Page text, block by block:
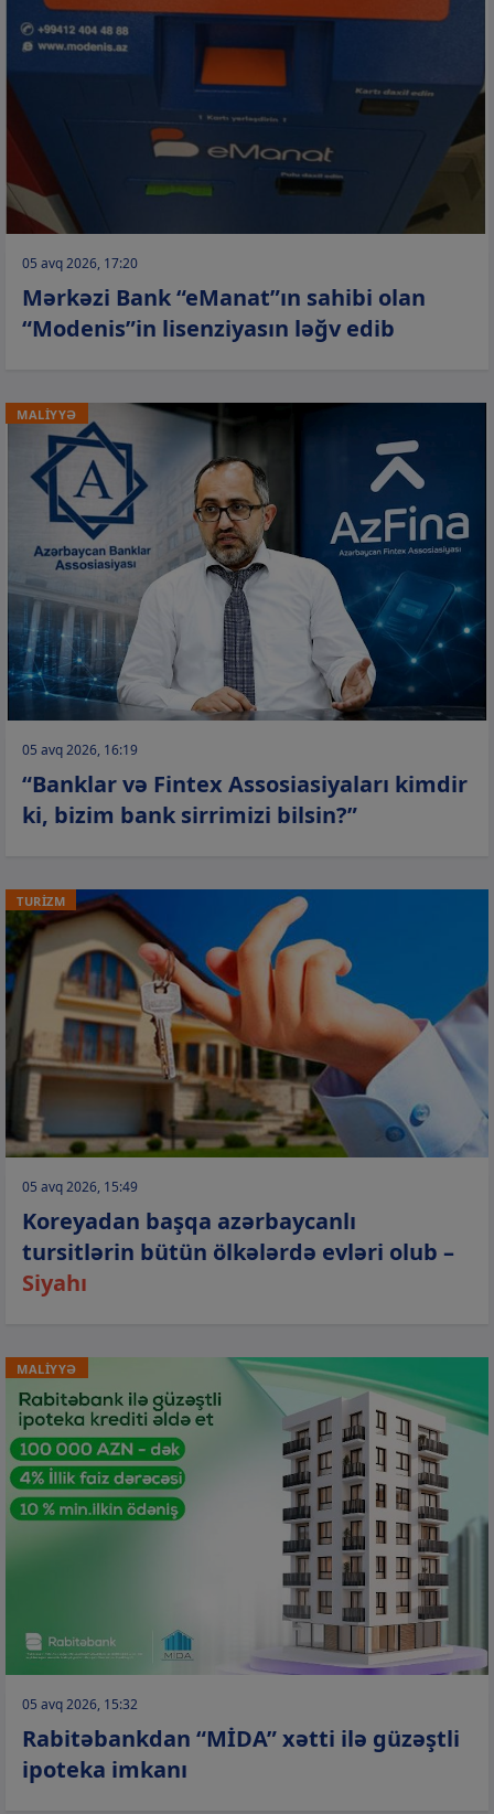
05 avq 2026, 17:20
Mərkəzi Bank “eManat”ın sahibi olan
“Modenis”in lisenziyasın ləğv edib
MALİYYƏ
05 avq 2026, 16:19
“Banklar və Fintex Assosiasiyaları kimdir
ki, bizim bank sirrimizi bilsin?”
TURİZM
05 avq 2026, 15:49
Koreyadan başqa azərbaycanlı
tursitlərin bütün ölkələrdə evləri olub –
Siyahı
MALİYYƏ
05 avq 2026, 15:32
Rabitəbankdan “MİDA” xətti ilə güzəştli
ipoteka imkanı